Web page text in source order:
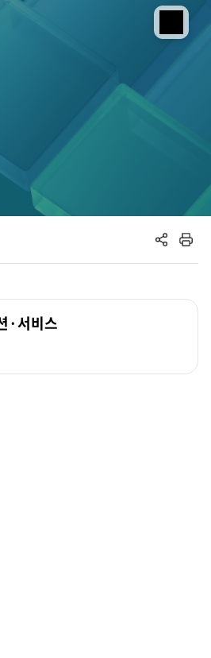
공유하기인쇄하기
·서비스